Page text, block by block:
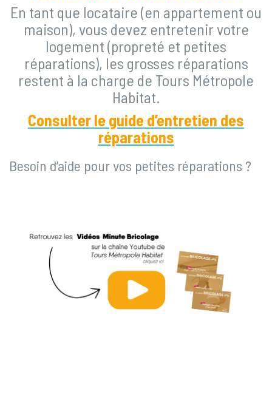
En tant que locataire (en appartement ou
maison), vous devez entretenir votre
logement (propreté et petites
réparations), les grosses réparations
restent à la charge de Tours Métropole
Habitat.
Consulter le guide d’entretien des
réparations
Besoin d’aide pour vos petites réparations ?